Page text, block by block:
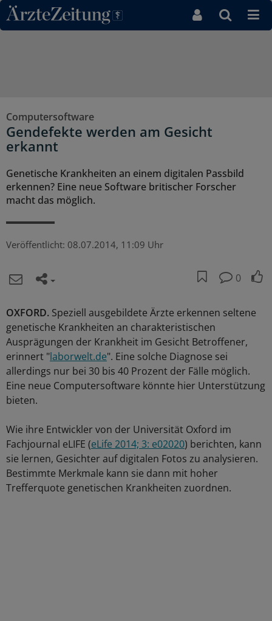
Direkt zum Inhaltsbereich
Computersoftware
Gendefekte werden am Gesicht
erkannt
Genetische Krankheiten an einem digitalen Passbild
erkennen? Eine neue Software britischer Forscher
macht das möglich.
Veröffentlicht: 08.07.2014, 11:09 Uhr
0
OXFORD. Speziell ausgebildete Ärzte erkennen seltene
genetische Krankheiten an charakteristischen
Ausprägungen der Krankheit im Gesicht Betroffener,
erinnert "laborwelt.de". Eine solche Diagnose sei
allerdings nur bei 30 bis 40 Prozent der Fälle möglich.
Eine neue Computersoftware könnte hier Unterstützung
bieten.
Wie ihre Entwickler von der Universität Oxford im
Fachjournal eLIFE (eLife 2014; 3: e02020) berichten, kann
sie lernen, Gesichter auf digitalen Fotos zu analysieren.
Bestimmte Merkmale kann sie dann mit hoher
Trefferquote genetischen Krankheiten zuordnen.